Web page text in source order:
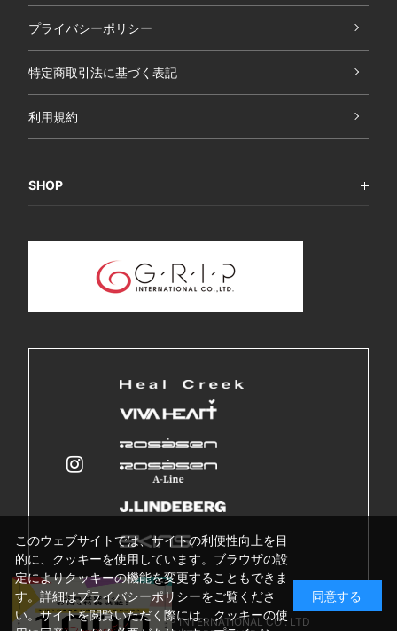
プライバシーポリシー
特定商取引法に基づく表記
利用規約
SHOP
Copyright © GRIP INTERNATIONAL CO . LTD
このウェブサイトでは、サイトの利便性向上を目
的に、クッキーを使用しています。ブラウザの設
定によりクッキーの機能を変更することもできま
す。詳細はプライバシーポリシーをご覧くださ
い。サイトを閲覧いただく際には、クッキーの使
同意する